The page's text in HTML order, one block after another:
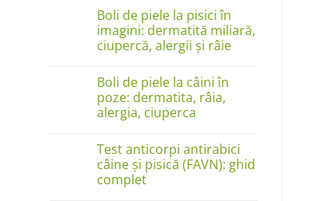
comentariu
la
Câinele
se
linge
Cauze
și
soluții
Boli de piele la pisici în
imagini: dermatită miliară,
ciupercă, alergii și râie
comentariu
la
Boli
de
piele
în
imagini:
dermatită
miliară,
ciupercă,
Boli de piele la câini în
poze: dermatita, râia,
alergia, ciuperca
la
Boli
de
piele
Test anticorpi antirabici
câine și pisică (FAVN): ghid
complet